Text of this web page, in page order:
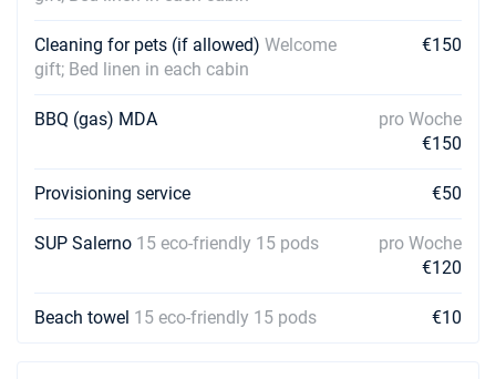
Cleaning for pets (if allowed) Welcome
gift; Bed linen in each cabin
€150
BBQ (gas) MDA
pro Woche
€150
Provisioning service €50
SUP Salerno 15 eco-friendly 15 pods
pro Woche
€120
Beach towel 15 eco-friendly 15 pods €10